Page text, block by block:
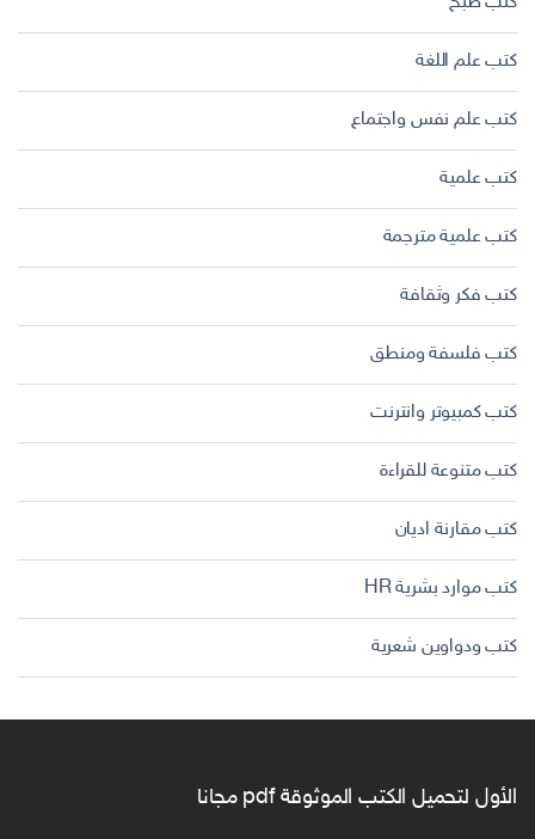
كتب علم اللغة
كتب علم نفس واجتماع
كتب علمية
كتب علمية مترجمة
كتب فكر وثقافة
كتب فلسفة ومنطق
كتب كمبيوتر وانترنت
كتب متنوعة للقراءة
كتب مقارنة اديان
كتب موارد بشرية HR
كتب ودواوين شعرية
الأول لتحميل الكتب الموثوقة pdf مجانا